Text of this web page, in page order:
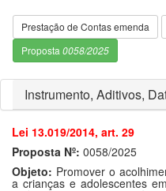
Prestação de Contas emenda
Proposta 0058/2025
Instrumento, Aditivos,
Lei 13.019/2014, art. 29
Proposta Nº: 0058/2025
Objeto: Promover o
a crianças e adolescentes